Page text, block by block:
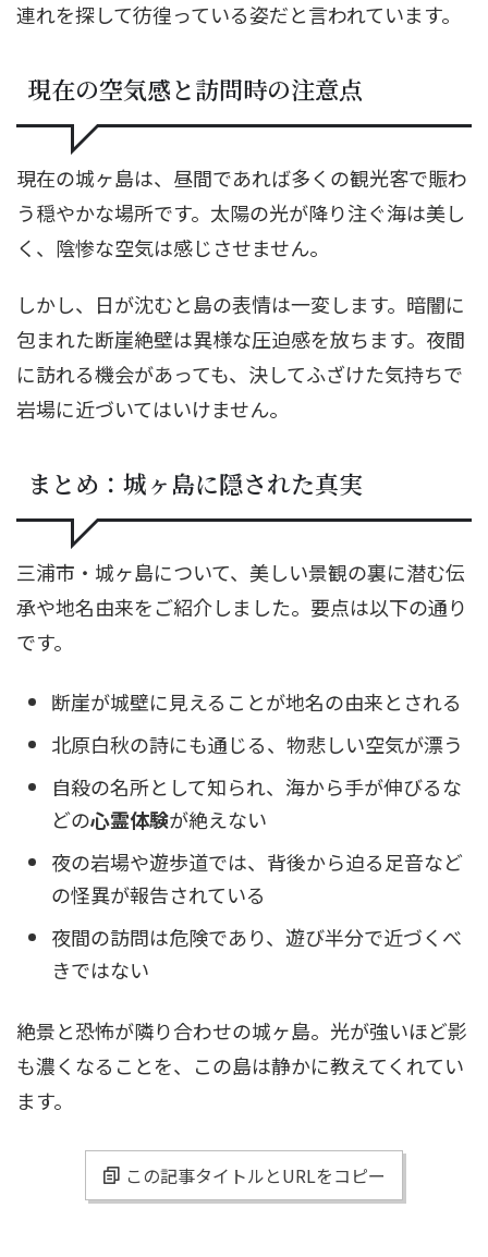
連れを探して彷徨っている姿だと言われています。
現在の空気感と訪問時の注意点
現在の城ヶ島は、昼間であれば多くの観光客で賑わ
う穏やかな場所です。太陽の光が降り注ぐ海は美し
く、陰惨な空気は感じさせません。
しかし、日が沈むと島の表情は一変します。暗闇に
包まれた断崖絶壁は異様な圧迫感を放ちます。夜間
に訪れる機会があっても、決してふざけた気持ちで
岩場に近づいてはいけません。
まとめ：城ヶ島に隠された真実
三浦市・城ヶ島について、美しい景観の裏に潜む伝
承や地名由来をご紹介しました。要点は以下の通り
です。
断崖が城壁に見えることが地名の由来とされる
北原白秋の詩にも通じる、物悲しい空気が漂う
自殺の名所として知られ、海から手が伸びるな
どの心霊体験が絶えない
夜の岩場や遊歩道では、背後から迫る足音など
の怪異が報告されている
夜間の訪問は危険であり、遊び半分で近づくべ
きではない
絶景と恐怖が隣り合わせの城ヶ島。光が強いほど影
も濃くなることを、この島は静かに教えてくれてい
ます。
この記事タイトルとURLをコピー